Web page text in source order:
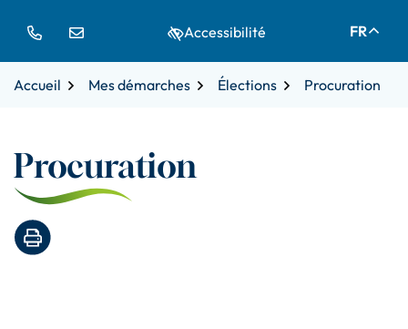
navigation
FR
Accessibilité
Accueil Mes démarches Élections Procuration
Procuration
Imprimer la page